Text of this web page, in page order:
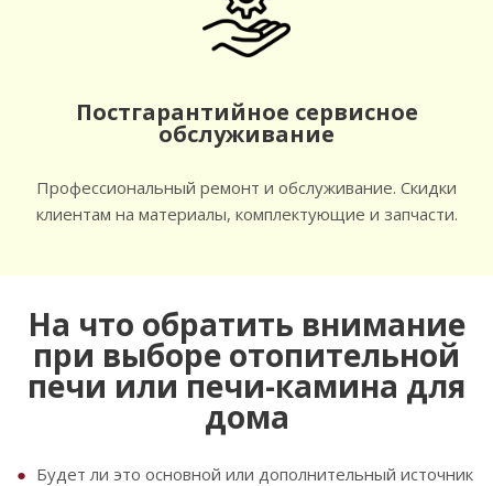
Постгарантийное сервисное
обслуживание
Профессиональный ремонт и обслуживание. Скидки
клиентам на материалы, комплектующие и запчасти.
На что обратить внимание
при выборе отопительной
печи или печи-камина для
дома
Будет ли это основной или дополнительный источник